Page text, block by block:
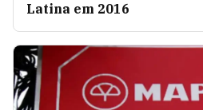
Latina em 2016